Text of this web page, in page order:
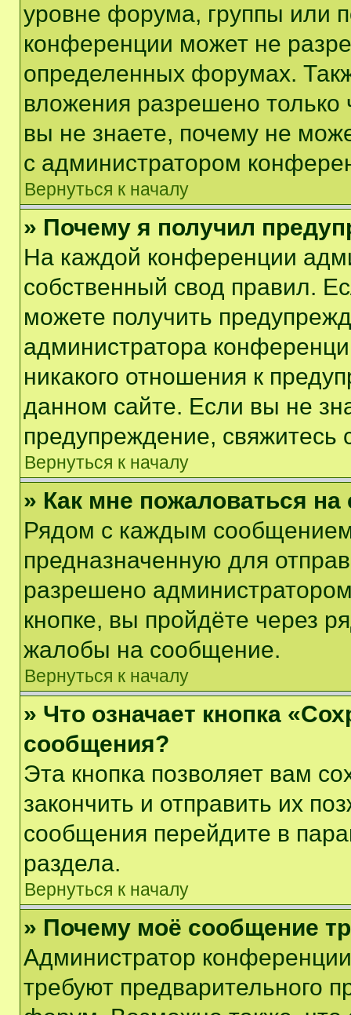
уровне форума, группы или
конференции может не
определенных форумах.
вложения разрешено
вы не знаете, почему не
с администратором
Вернуться к началу
» Почему я получил
На каждой конференции
собственный свод правил.
можете получить
администратора
никакого отношения к
данном сайте. Если вы не
предупреждение,
Вернуться к началу
» Как мне пожаловаться
Рядом с каждым сообщением
предназначенную для
разрешено
кнопке, вы пройдёте через
жалобы на сообщение.
Вернуться к началу
» Что означает кнопка
сообщения?
Эта кнопка позволяет вам
закончить и отправить их
сообщения перейдите в
раздела.
Вернуться к началу
» Почему моё сообщение
Администратор
требуют предварительного